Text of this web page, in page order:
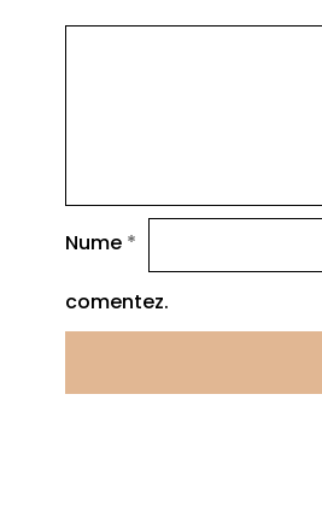
Nume *
comentez.